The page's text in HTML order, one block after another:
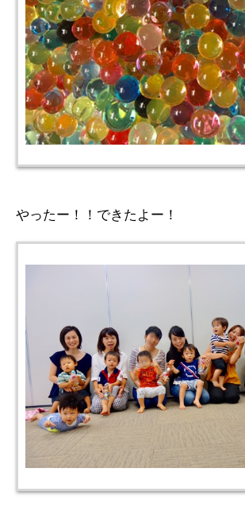
やったー！！できたよー！